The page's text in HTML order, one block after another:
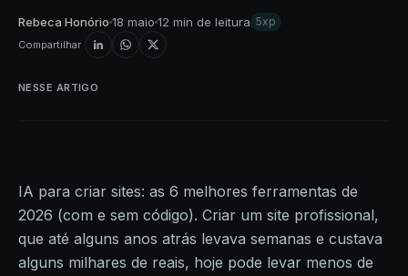
Rebeca Honório 18 maio 12 min de leitura 5xp
Compartilhar
IA para criar sites: as 6 melhores ferramentas de
2026 (com e sem código). Criar um site profissional,
que até alguns anos atrás levava semanas e custava
alguns milhares de reais, hoje pode levar menos de
NESSE ARTIGO